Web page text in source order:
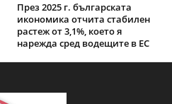
През 2025 г. българската
икономика отчита стабилен
растеж от 3,1%, което я
нарежда сред водещите в ЕС